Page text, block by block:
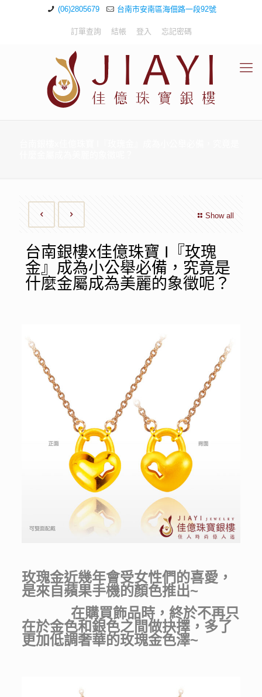
(06)2805679 台南市安南區海佃路一段92號
訂單查詢 結帳 登入 忘記密碼
Show all
台南銀樓x佳億珠寶 I『玫瑰
金』成為小公舉必備，究竟是
什麼金屬成為美麗的象徵呢？
玫瑰金近幾年會受女性們的喜愛，
是來自蘋果手機的顏色推出~
在購買飾品時，終於不再只
在於金色和銀色之間做抉擇，多了
更加低調奢華的玫瑰金色澤~